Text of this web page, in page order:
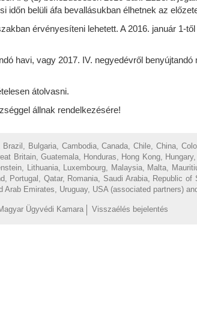
belüli áfa bevallásukban élhetnek az
érvényesíteni lehetett. A 2016. január 1-
havi, vagy 2017. IV. negyedévről
átolvasni.
állnak rendelkezésére!
Bulgaria, Cambodia, Canada, Chile, China,
Britain, Guatemala, Honduras, Hong Kong,
Lithuania, Luxembourg, Malaysia, Malta,
Portugal, Qatar, Romania, Saudi Arabia, Republic
Emirates, Uruguay, USA (associated partners)
Ügyvédi Kamara Visszaélés bejelentés